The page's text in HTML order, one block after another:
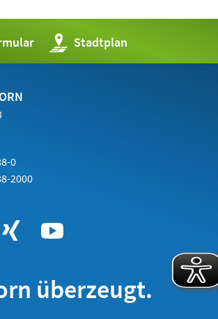
Stadtplan
(Öffnet
in
einem
0
2000
überzeugt.